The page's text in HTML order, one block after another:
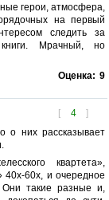
герои, атмосфера,
на первый
следить за
Мрачный, но
Оценка: 9
[ 4 ]
о них рассказывает
квартета»,
40х-60х, и очередное
такие разные и,